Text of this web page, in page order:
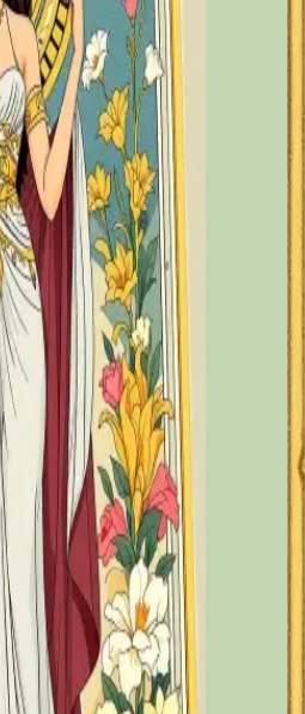
Empieza gratis ahora.
imagen
imagen" para crear su obra de arte.